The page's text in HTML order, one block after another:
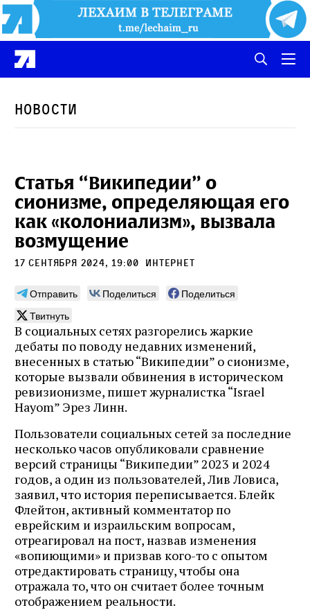
Новости
Статья “Википедии” о
сионизме, определяющая его
как «колониализм», вызвала
возмущение
17 сентября 2024, 19:00 интернет
Отправить Поделиться
Поделиться
Твитнуть
В социальных сетях разгорелись жаркие
дебаты по поводу недавних изменений,
внесенных в статью “Википедии” о сионизме,
которые вызвали обвинения в историческом
ревизионизме, пишет журналистка “Israel
Hayom” Эрез Линн.
Пользователи социальных сетей за последние
несколько часов опубликовали сравнение
версий страницы “Википедии” 2023 и 2024
годов, а один из пользователей, Лив Ловиса,
заявил, что история переписывается. Блейк
Флейтон, активный комментатор по
еврейским и израильским вопросам,
отреагировал на пост, назвав изменения
«вопиющими» и призвав кого-то с опытом
отредактировать страницу, чтобы она
отражала то, что он считает более точным
отображением реальности.